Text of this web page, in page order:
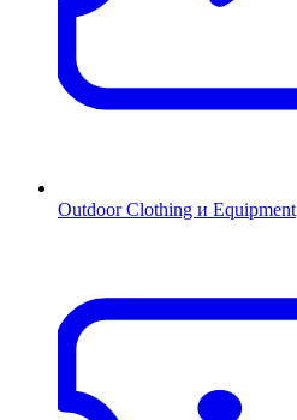
Outdoor Clothing и Equipment